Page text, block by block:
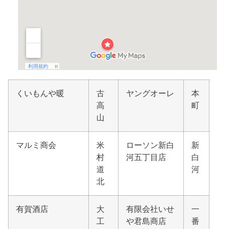
くいもんや暖
古
高
山
ヤングオーレ
本
町
マルミ商会
米
村
道
北
ローソン新白
河五丁目店
新
白
河
有賀酒店
大
工
有限会社いせ
や君島商店
一
番